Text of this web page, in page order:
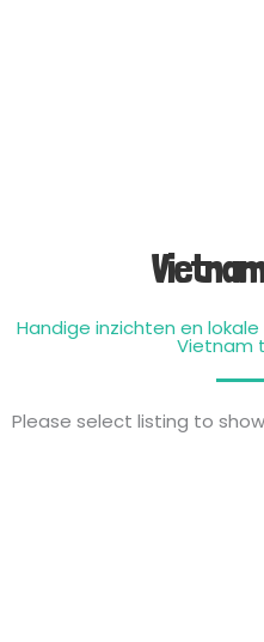
Handige inzichten en
Vietnam
Please select listing to